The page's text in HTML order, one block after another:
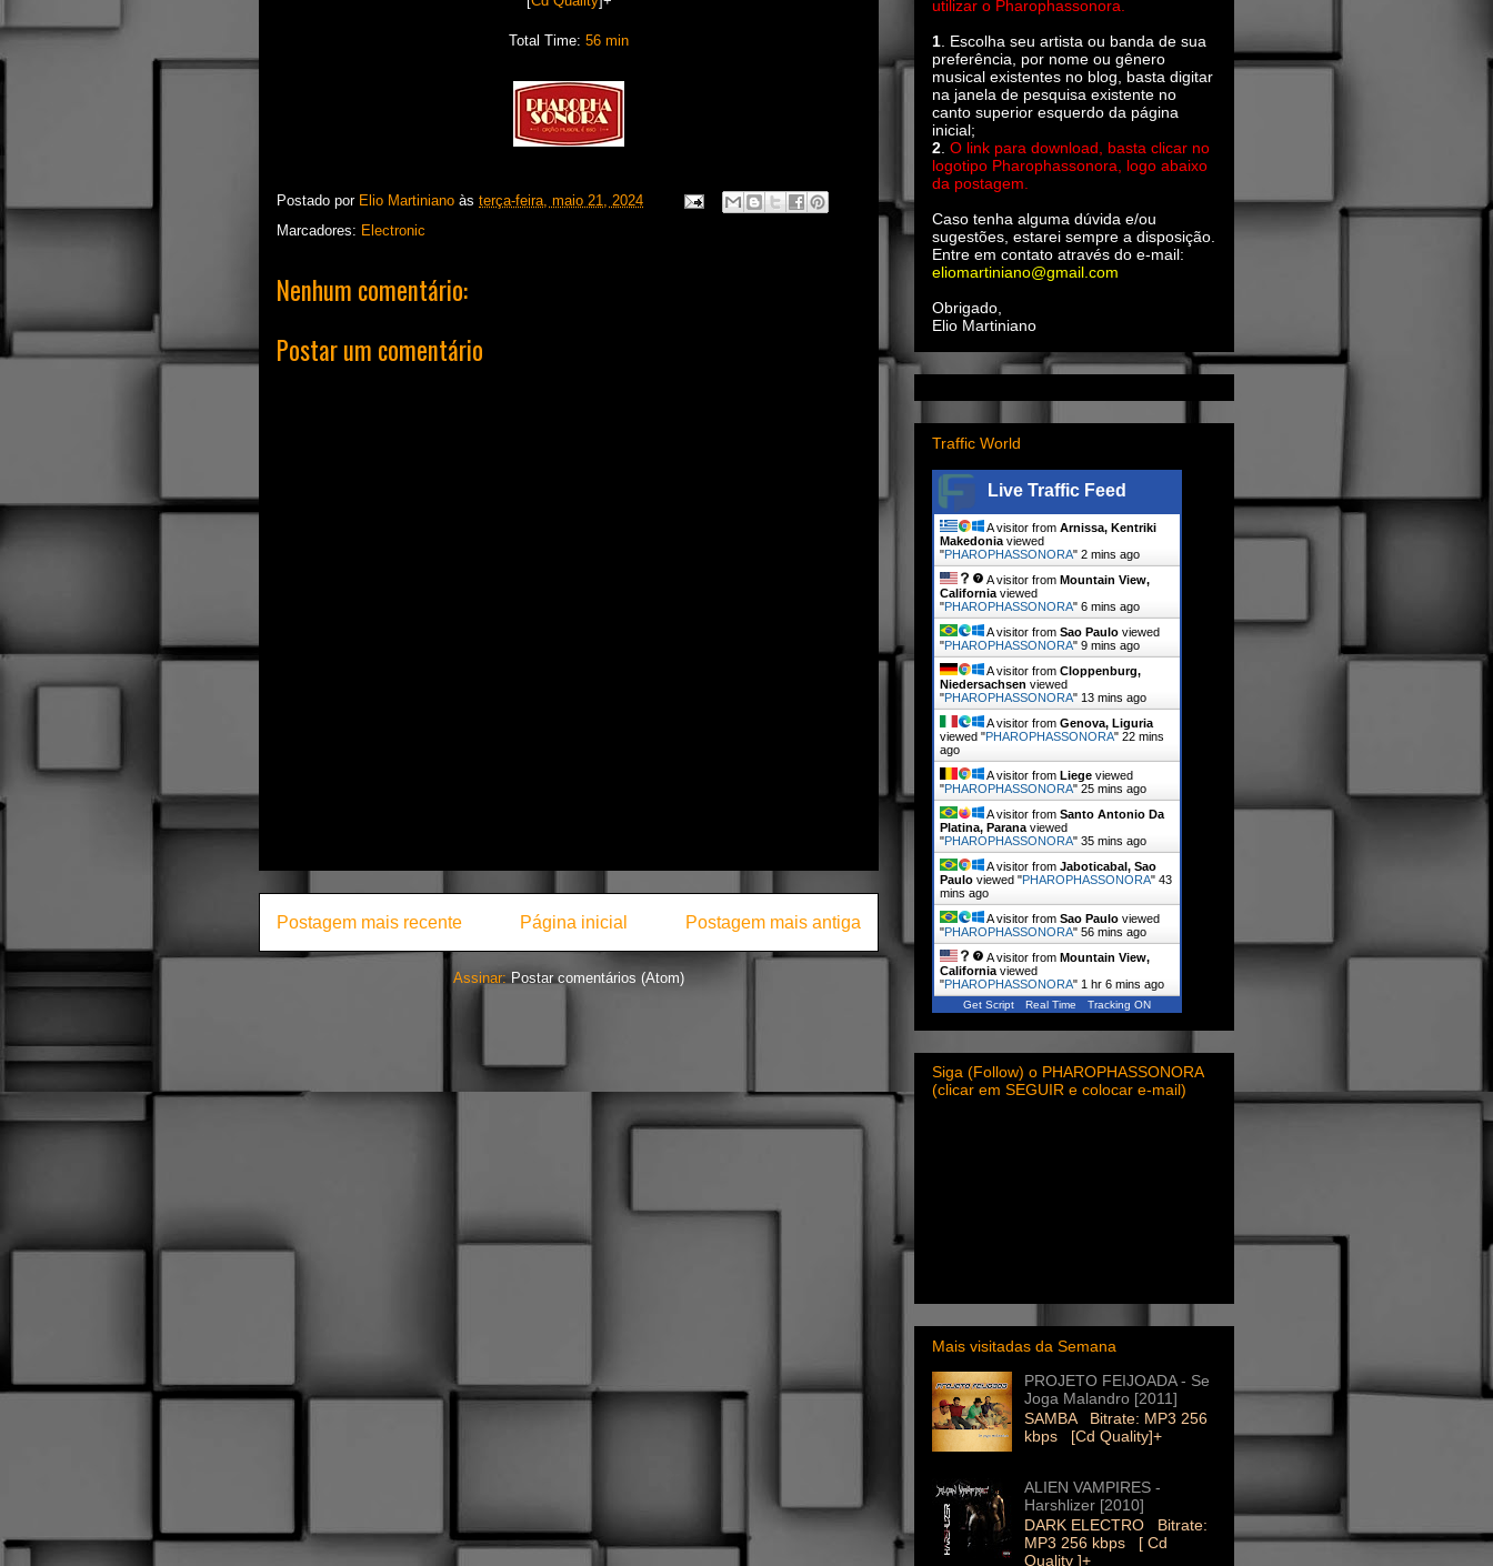
Total Time: 56 min
Postado por Elio Martiniano às terça-feira, maio 21, 2024
Marcadores: Electronic
Nenhum comentário:
Postar um comentário
Postagem mais recente Postagem mais antiga
Página inicial
Assinar: Postar comentários (Atom)
utilizar o Pharophassonora.
1. Escolha seu artista ou banda de sua
preferência, por nome ou gênero
musical existentes no blog, basta digitar
na janela de pesquisa existente no
canto superior esquerdo da página
inicial;
2. O link para download, basta clicar no
logotipo Pharophassonora, logo abaixo
da postagem.
Caso tenha alguma dúvida e/ou
sugestões, estarei sempre a disposição.
Entre em contato através do e-mail:
eliomartiniano@gmail.com
Obrigado,
Elio Martiniano
Traffic World
Live Traffic Feed
A visitor from Arnissa, Kentriki
Makedonia viewed
"PHAROPHASSONORA" 2 mins ago
A visitor from Mountain View,
California viewed
"PHAROPHASSONORA" 6 mins ago
A visitor from Sao Paulo viewed
"PHAROPHASSONORA" 9 mins ago
A visitor from Cloppenburg,
Niedersachsen viewed
"PHAROPHASSONORA" 13 mins ago
A visitor from Genova, Liguria
viewed "PHAROPHASSONORA" 22 mins
ago
A visitor from Liege viewed
"PHAROPHASSONORA" 25 mins ago
A visitor from Santo Antonio Da
Platina, Parana viewed
"PHAROPHASSONORA" 35 mins ago
A visitor from Jaboticabal, Sao
Paulo viewed "PHAROPHASSONORA" 43
mins ago
A visitor from Sao Paulo viewed
"PHAROPHASSONORA" 56 mins ago
A visitor from Mountain View,
California viewed
"PHAROPHASSONORA" 1 hr 6 mins ago
Get Script Real Time Tracking ON
Siga (Follow) o PHAROPHASSONORA
(clicar em SEGUIR e colocar e-mail)
Mais visitadas da Semana
PROJETO FEIJOADA - Se
Joga Malandro [2011]
SAMBA Bitrate: MP3 256
kbps [Cd Quality]+
ALIEN VAMPIRES -
Harshlizer [2010]
DARK ELECTRO Bitrate:
MP3 256 kbps [ Cd
Quality ]+